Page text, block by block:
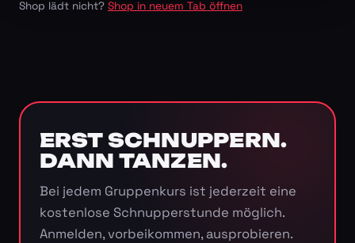
Shop lädt nicht? Shop in neuem Tab öffnen
ERST SCHNUPPERN.
DANN TANZEN.
Bei jedem Gruppenkurs ist jederzeit eine
kostenlose Schnupperstunde möglich.
Anmelden, vorbeikommen, ausprobieren.